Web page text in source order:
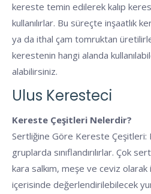
kereste temin edilerek kalıp
kullanılırlar. Bu süreçte inşaatlık
ya da ithal çam tomruktan
kerestenin hangi alanda
alabilirsiniz.
Ulus Keresteci
Kereste Çeşitleri Nelerdir?
Sertliğine Göre Kereste Çeşitleri:
gruplarda sınıflandırılırlar. Çok
kara salkım, meşe ve ceviz
içerisinde değerlendirilebilecek